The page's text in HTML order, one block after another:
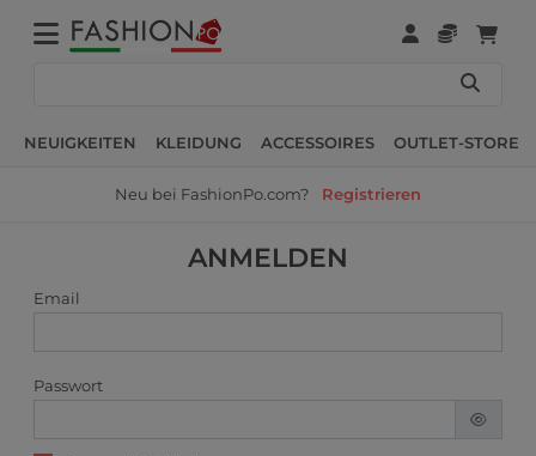
NEUIGKEITEN KLEIDUNG ACCESSOIRES OUTLET-STORE
Neu bei FashionPo.com? Registrieren
ANMELDEN
Email
Passwort